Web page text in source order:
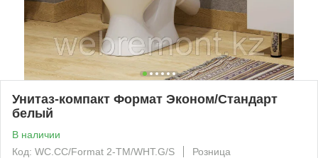
Унитаз-компакт Формат Эконом/Стандарт
белый
В наличии
Код: WC.CC/Format 2-TM/WHT.G/S
Розница